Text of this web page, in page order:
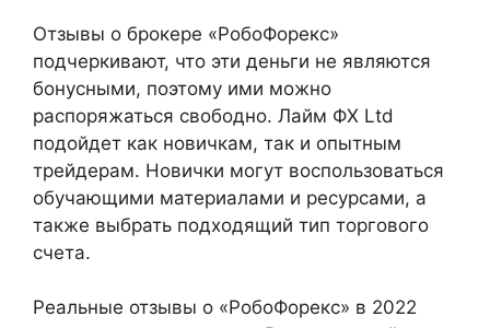
Отзывы о брокере «РобоФорекс»
подчеркивают, что эти деньги не являются
бонусными, поэтому ими можно
распоряжаться свободно. Лайм ФХ Ltd
подойдет как новичкам, так и опытным
трейдерам. Новички могут воспользоваться
обучающими материалами и ресурсами, а
также выбрать подходящий тип торгового
счета.
Реальные отзывы о «РобоФорекс» в 2022